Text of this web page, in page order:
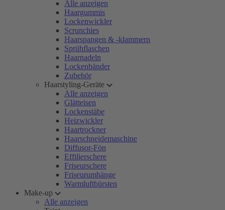
Alle anzeigen
Haargummis
Lockenwickler
Scrunchies
Haarspangen & -klammern
Sprühflaschen
Haarnadeln
Lockenbänder
Zubehör
Haarstyling-Geräte
Alle anzeigen
Glätteisen
Lockenstäbe
Heizwickler
Haartrockner
Haarschneidemaschine
Diffusor-Fön
Effilierschere
Friseurschere
Friseurumhänge
Warmluftbürsten
Make-up
Alle anzeigen